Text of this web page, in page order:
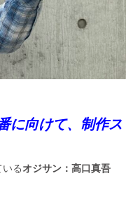
に向けて、制作ス
るオジサン：高口真吾